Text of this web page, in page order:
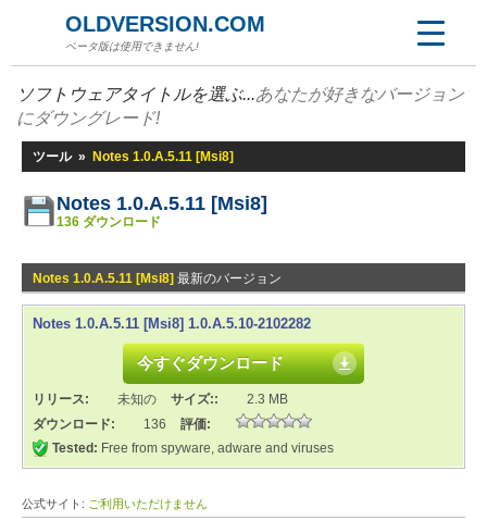
OLDVERSION.COM
ベータ版は使用できません!
ソフトウェアタイトルを選ぶ...あなたが好きなバージョン
にダウングレード!
ツール » Notes 1.0.A.5.11 [Msi8]
Notes 1.0.A.5.11 [Msi8]
136 ダウンロード
Notes 1.0.A.5.11 [Msi8] 最新のバージョン
Notes 1.0.A.5.11 [Msi8] 1.0.A.5.10-2102282
今すぐダウンロード
リリース: 未知の サイズ::
2.3 MB
ダウンロード:
136
評価:
Tested: Free from spyware, adware and viruses
公式サイト: ご利用いただけません